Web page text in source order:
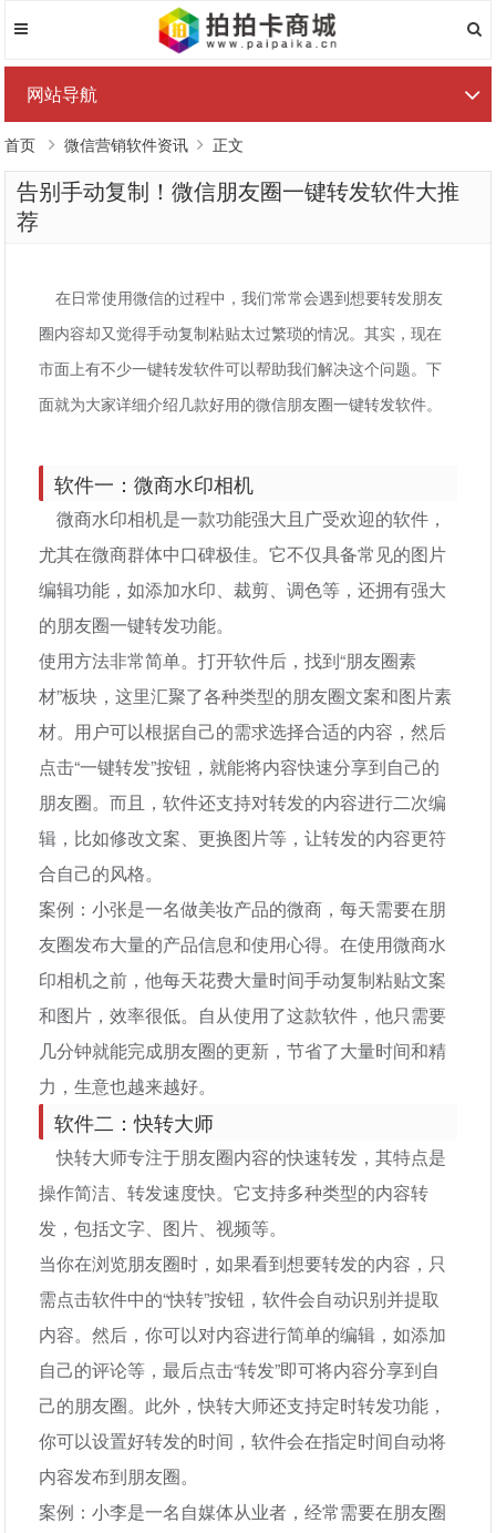
网站导航
首页 微信营销软件资讯 正文
告别手动复制！微信朋友圈一键转发软件大推
荐
在日常使用微信的过程中，我们常常会遇到想要转发朋友
圈内容却又觉得手动复制粘贴太过繁琐的情况。其实，现在
市面上有不少一键转发软件可以帮助我们解决这个问题。下
面就为大家详细介绍几款好用的微信朋友圈一键转发软件。
软件一：微商水印相机
微商水印相机是一款功能强大且广受欢迎的软件，
尤其在微商群体中口碑极佳。它不仅具备常见的图片
编辑功能，如添加水印、裁剪、调色等，还拥有强大
的朋友圈一键转发功能。
使用方法非常简单。打开软件后，找到“朋友圈素
材”板块，这里汇聚了各种类型的朋友圈文案和图片素
材。用户可以根据自己的需求选择合适的内容，然后
点击“一键转发”按钮，就能将内容快速分享到自己的
朋友圈。而且，软件还支持对转发的内容进行二次编
辑，比如修改文案、更换图片等，让转发的内容更符
合自己的风格。
案例：小张是一名做美妆产品的微商，每天需要在朋
友圈发布大量的产品信息和使用心得。在使用微商水
印相机之前，他每天花费大量时间手动复制粘贴文案
和图片，效率很低。自从使用了这款软件，他只需要
几分钟就能完成朋友圈的更新，节省了大量时间和精
力，生意也越来越好。
软件二：快转大师
快转大师专注于朋友圈内容的快速转发，其特点是
操作简洁、转发速度快。它支持多种类型的内容转
发，包括文字、图片、视频等。
当你在浏览朋友圈时，如果看到想要转发的内容，只
需点击软件中的“快转”按钮，软件会自动识别并提取
内容。然后，你可以对内容进行简单的编辑，如添加
自己的评论等，最后点击“转发”即可将内容分享到自
己的朋友圈。此外，快转大师还支持定时转发功能，
你可以设置好转发的时间，软件会在指定时间自动将
内容发布到朋友圈。
案例：小李是一名自媒体从业者，经常需要在朋友圈